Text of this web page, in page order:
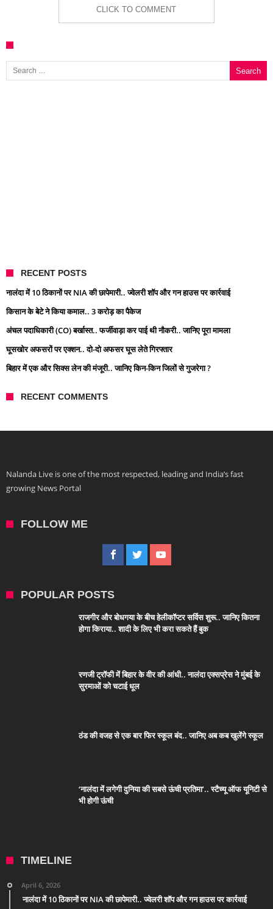
CLICK TO COMMENT
Search for:
RECENT POSTS
नालंदा में 10 ठिकानों पर NIA की छापेमारी.. ज्वेलरी शॉप और गन हाउस पर कार्रवाई
किसान के बेटे ने किया कमाल.. 3 करोड़ का पैकेज
अंचल पदाधिकारी (CO) बर्खास्त.. फर्जीवाड़ा कर पाई थी नौकरी.. जानिए पूरा मामला
घूसखोर अफसरों पर एक्शन.. दो-दो अफसर घूस लेते गिरफ्तार
बिहार में एक और सिक्स लेन की मंजूरी.. जानिए किन-किन जिलों से गुजरेगा ?
RECENT COMMENTS
Nalanda Live is one of the most respected, leading and India’s fast
growing News Portal
FOLLOW ME
POPULAR POSTS
राजगीर और बोधगया के बीच हेलीकॉप्टर सर्विस शुरू.. जानिए कितना
होगा किराया.. शादी के लिए भी करा सकते हैं बुक
रणजी ट्रॉफी में बिहार के वीर की आंधी.. नालंदा एक्सप्रेस ने मुंबई के
सुरमाओं को चटाई धूल
ठंड की वजह से एक बार फिर स्कूल बंद.. जानिए अब कब खुलेंगे स्कूल
‘नालंदा में लगेगी दुनिया की सबसे ऊंची प्रतिमा’.. स्टैच्यू ऑफ यूनिटी से
भी होगी ऊंची
TIMELINE
April 6, 2026
नालंदा में 10 ठिकानों पर NIA की छापेमारी.. ज्वेलरी शॉप और गन हाउस पर कार्रवाई